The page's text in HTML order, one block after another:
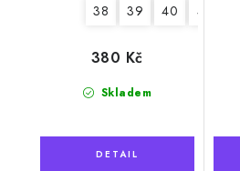
38 39 40 41
Skladem
380 Kč